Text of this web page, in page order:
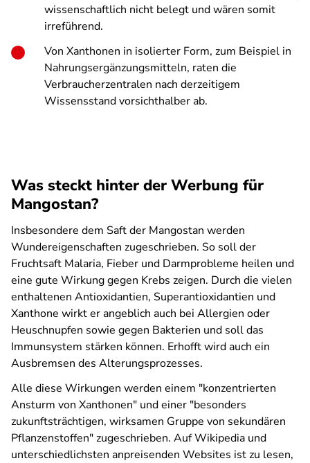
wissenschaftlich nicht belegt und wären somit
irreführend.
Von Xanthonen in isolierter Form, zum Beispiel in
Nahrungsergänzungsmitteln, raten die
Verbraucherzentralen nach derzeitigem
Wissensstand vorsichthalber ab.
Was steckt hinter der Werbung für
Mangostan?
Insbesondere dem Saft der Mangostan werden
Wundereigenschaften zugeschrieben. So soll der
Fruchtsaft Malaria, Fieber und Darmprobleme heilen und
eine gute Wirkung gegen Krebs zeigen. Durch die vielen
enthaltenen Antioxidantien, Superantioxidantien und
Xanthone wirkt er angeblich auch bei Allergien oder
Heuschnupfen sowie gegen Bakterien und soll das
Immunsystem stärken können. Erhofft wird auch ein
Ausbremsen des Alterungsprozesses.
Alle diese Wirkungen werden einem "konzentrierten
Ansturm von Xanthonen" und einer "besonders
zukunftsträchtigen, wirksamen Gruppe von sekundären
Pflanzenstoffen" zugeschrieben. Auf Wikipedia und
unterschiedlichsten anpreisenden Websites ist zu lesen,